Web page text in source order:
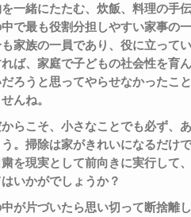
一緒にたたむ、炊飯、料理の手
で最も役割分担しやすい家事の
家族の一員であり、役に立って
ば、家庭で子どもの社会性を育
ろうと思ってやらせなかったこ
んね。
らこそ、小さなことでも必ず、
。掃除は家がきれいになるだけ
を現実として前向きに実行して
いかがでしょうか？
が片づいたら思い切って断捨離